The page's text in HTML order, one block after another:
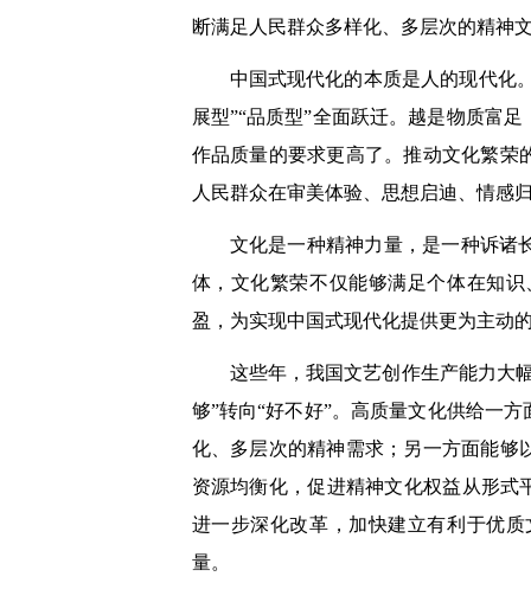
断满足人民群众多样化、多层次的精神
中国式现代化的本质是人的现代化
展型”“品质型”全面跃迁。越是物质富
作品质量的要求更高了。推动文化繁荣
人民群众在审美体验、思想启迪、情感
文化是一种精神力量，是一种诉诸
体，文化繁荣不仅能够满足个体在知
盈，为实现中国式现代化提供更为主动
这些年，我国文艺创作生产能力大
够”转向“好不好”。高质量文化供给一
化、多层次的精神需求；另一方面能够
资源均衡化，促进精神文化权益从形式
进一步深化改革，加快建立有利于优
量。